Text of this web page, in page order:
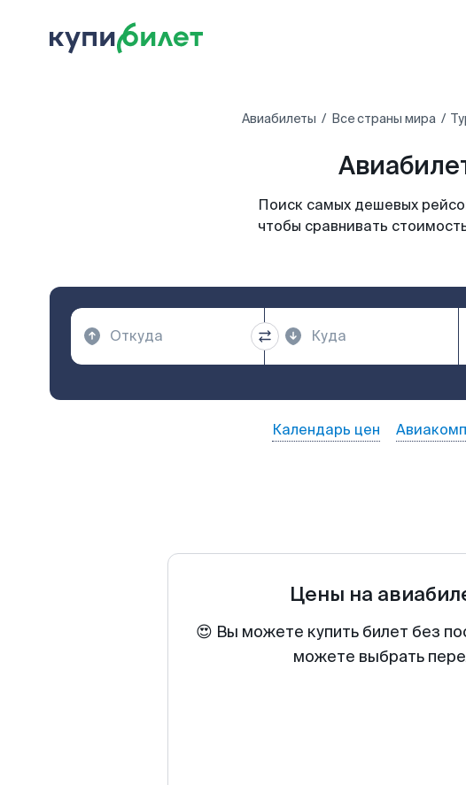
Авиабилеты Все страны мира
Поиск самых дешевых
чтобы сравнивать
Календарь цен
Цены на
😍 Вы можете купить билет без
можете выбрать